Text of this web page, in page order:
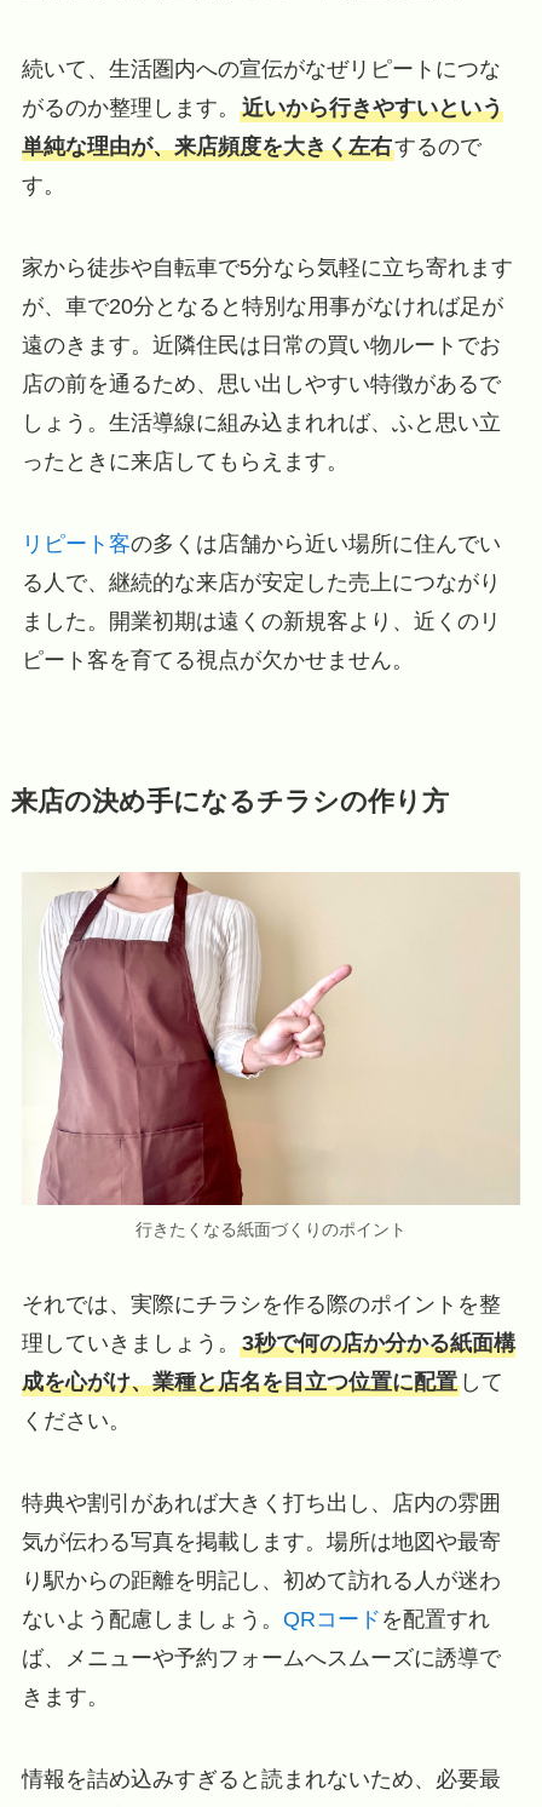
続いて、生活圏内への宣伝がなぜリピートにつな
がるのか整理します。 近いから行きやすいという
単純な理由が、来店頻度を大きく左右するので
す。
家から徒歩や自転車で5分なら気軽に立ち寄れます
が、車で20分となると特別な用事がなければ足が
遠のきます。近隣住民は日常の買い物ルートでお
店の前を通るため、思い出しやすい特徴があるで
しょう。生活導線に組み込まれれば、ふと思い立
ったときに来店してもらえます。
リピート客の多くは店舗から近い場所に住んでい
る人で、継続的な来店が安定した売上につながり
ました。開業初期は遠くの新規客より、近くのリ
ピート客を育てる視点が欠かせません。
来店の決め手になるチラシの作り方
行きたくなる紙面づくりのポイント
それでは、実際にチラシを作る際のポイントを整
理していきましょう。 3秒で何の店か分かる紙面構
成を心がけ、業種と店名を目立つ位置に配置して
ください。
特典や割引があれば大きく打ち出し、店内の雰囲
気が伝わる写真を掲載します。場所は地図や最寄
り駅からの距離を明記し、初めて訪れる人が迷わ
ないよう配慮しましょう。 QRコード を配置すれ
ば、メニューや予約フォームへスムーズに誘導で
きます。
情報を詰め込みすぎると読まれないため、必要最